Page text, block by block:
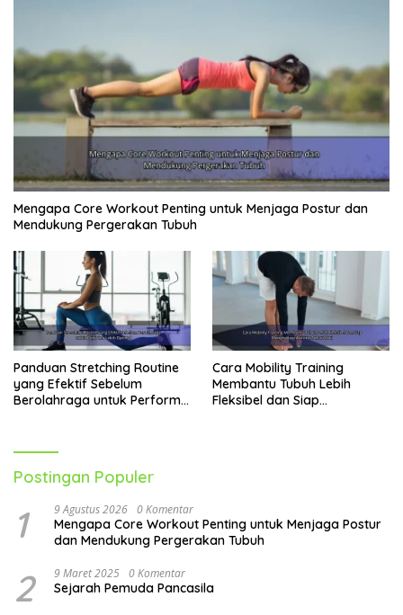
Mengapa Core Workout Penting untuk Menjaga Postur dan
Mendukung Pergerakan Tubuh
Panduan Stretching Routine
yang Efektif Sebelum
Berolahraga untuk Performa
Cara Mobility Training
Membantu Tubuh Lebih
Fleksibel dan Siap
Postingan Populer
1 9 Agustus 2026 0 Komentar
Mengapa Core Workout Penting untuk Menjaga Postur
dan Mendukung Pergerakan Tubuh
2 9 Maret 2025 0 Komentar
Sejarah Pemuda Pancasila